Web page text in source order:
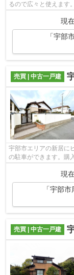
るので広々と使えます
現
「宇部
売買 | 中古一戸建
宇部市エリアの新居に
の駐車ができます。購
す。建物面積が128.06
現
「宇部
売買 | 中古一戸建